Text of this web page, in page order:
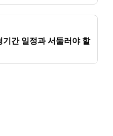
간 일정과 서둘러야 할